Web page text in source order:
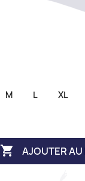
M L XL
 AJOUTER AU